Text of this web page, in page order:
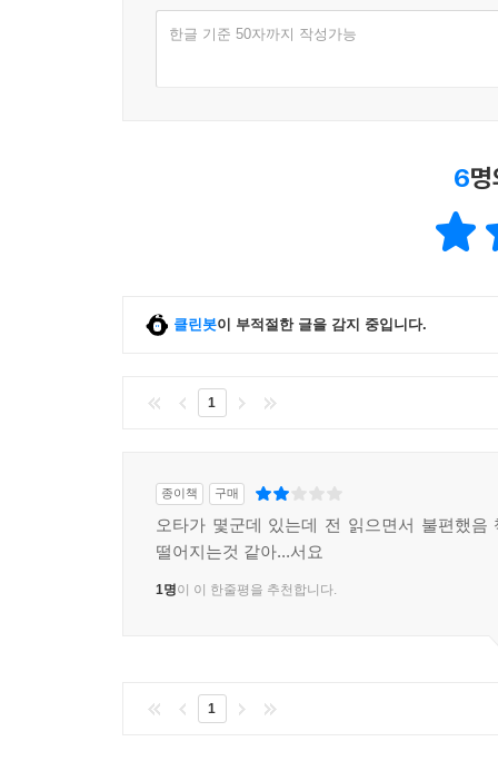
한글 기준 50자까지 작성가능
6
클린봇이 부적절한 글을 감지 중입니다.
1
종이책 구매
오타가 몇군데 있는데 전 읽으면서 불편했음
떨어지는것 같아...서요
1명이 이 한줄평을 추천합니다.
1